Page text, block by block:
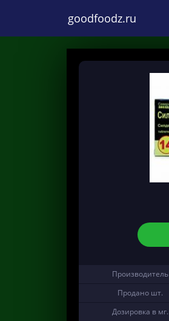
goodfoodz.ru
Производитель
Продано шт.
Дозировка в мг.